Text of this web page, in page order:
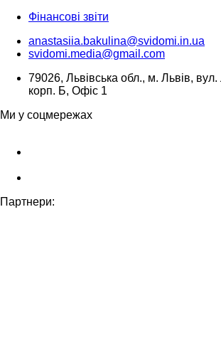
Фінансові звіти
anastasiia.bakulina@svidomi.in.ua
svidomi.media@gmail.com
79026, Львівська обл., м. Львів,
корп. Б, Офіс 1
Ми у соцмережах
Партнери: